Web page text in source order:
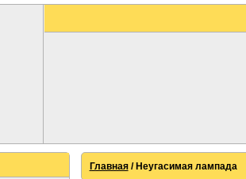
Главная/ Неугасимая лампада